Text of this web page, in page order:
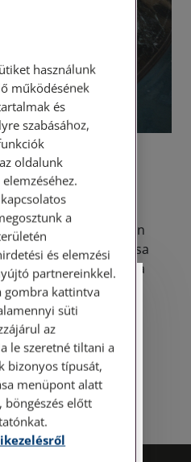
kár és a
is találkozott már olyan
felróható magatartása
Ilyenkor még a
nem fizet a ...
telefonon
után,
el.
Hungária körút
megközelítési
– Elérhetőségeink
használunk
működésének
és
szabásához,
oldalunk
a
és elemzési
partnereinkkel.
gombra kattintva
süti
az
le szeretné tiltani a
bizonyos típusát,
menüpont alatt
böngészés előtt